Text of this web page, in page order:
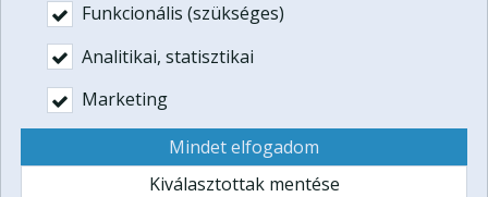
Javasolt öltözet:Réteges, évszaknak megfelelő,
kevésbé kényes túraruházat.
Funkcionális (szükséges)
Analitikai, statisztikai
Marketing
Mindet elfogadom
Kiválasztottak mentése